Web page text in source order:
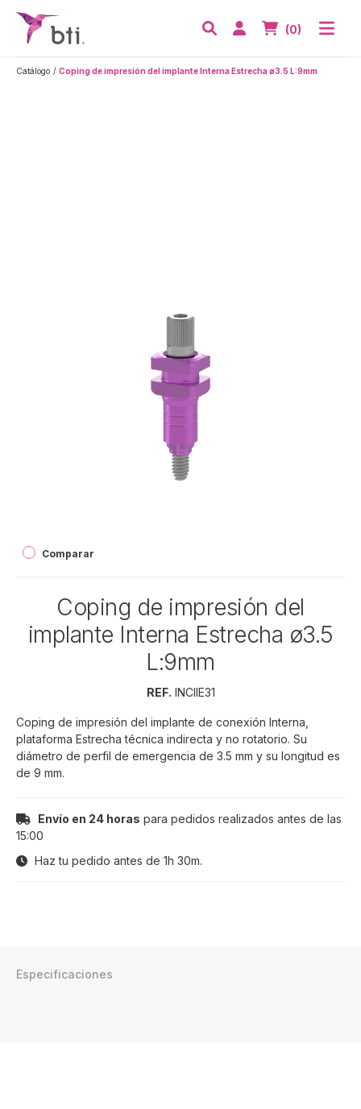
BTI - Human Tecnology
Acceder
Nº de
(0)
Catálogo Coping de impresión del implante Interna Estrecha ø3.5 L:9mm
Comparar
Coping de impresión del
implante Interna Estrecha ø3.5
L:9mm
REF. INCIIE31
Coping de impresión del implante de conexión Interna,
plataforma Estrecha técnica indirecta y no rotatorio. Su
diámetro de perfil de emergencia de 3.5 mm y su longitud es
de 9 mm.
Envío en 24 horas para pedidos realizados antes de las
15:00
Haz tu pedido antes de 1h 30m.
Especificaciones